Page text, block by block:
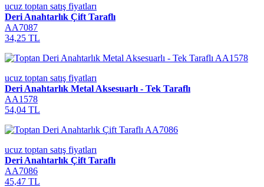
ucuz toptan satış fiyatları
Deri Anahtarlık Çift Taraflı
AA7087
34,25 TL
ucuz toptan satış fiyatları
Deri Anahtarlık Metal Aksesuarlı - Tek Taraflı
AA1578
54,04 TL
ucuz toptan satış fiyatları
Deri Anahtarlık Çift Taraflı
AA7086
45,47 TL